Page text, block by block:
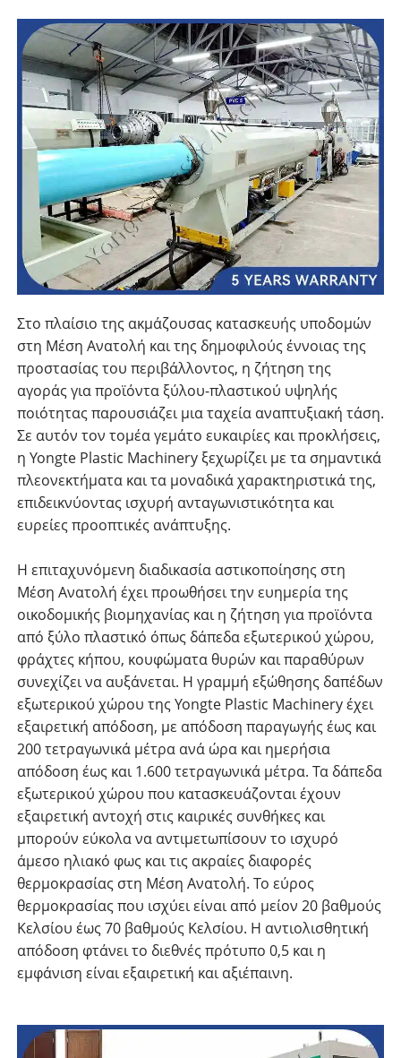
Στο πλαίσιο της ακμάζουσας κατασκευής υποδομών
στη Μέση Ανατολή και της δημοφιλούς έννοιας της
προστασίας του περιβάλλοντος, η ζήτηση της
αγοράς για προϊόντα ξύλου-πλαστικού υψηλής
ποιότητας παρουσιάζει μια ταχεία αναπτυξιακή τάση.
Σε αυτόν τον τομέα γεμάτο ευκαιρίες και προκλήσεις,
η Yongte Plastic Machinery ξεχωρίζει με τα σημαντικά
πλεονεκτήματα και τα μοναδικά χαρακτηριστικά της,
επιδεικνύοντας ισχυρή ανταγωνιστικότητα και
ευρείες προοπτικές ανάπτυξης.
Η επιταχυνόμενη διαδικασία αστικοποίησης στη
Μέση Ανατολή έχει προωθήσει την ευημερία της
οικοδομικής βιομηχανίας και η ζήτηση για προϊόντα
από ξύλο πλαστικό όπως δάπεδα εξωτερικού χώρου,
φράχτες κήπου, κουφώματα θυρών και παραθύρων
συνεχίζει να αυξάνεται. Η γραμμή εξώθησης δαπέδων
εξωτερικού χώρου της Yongte Plastic Machinery έχει
εξαιρετική απόδοση, με απόδοση παραγωγής έως και
200 ​​τετραγωνικά μέτρα ανά ώρα και ημερήσια
απόδοση έως και 1.600 τετραγωνικά μέτρα. Τα δάπεδα
εξωτερικού χώρου που κατασκευάζονται έχουν
εξαιρετική αντοχή στις καιρικές συνθήκες και
μπορούν εύκολα να αντιμετωπίσουν το ισχυρό
άμεσο ηλιακό φως και τις ακραίες διαφορές
θερμοκρασίας στη Μέση Ανατολή. Το εύρος
θερμοκρασίας που ισχύει είναι από μείον 20 βαθμούς
Κελσίου έως 70 βαθμούς Κελσίου. Η αντιολισθητική
απόδοση φτάνει το διεθνές πρότυπο 0,5 και η
εμφάνιση είναι εξαιρετική και αξιέπαινη.